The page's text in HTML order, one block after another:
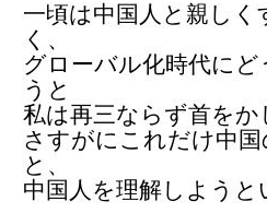
一頃は中国人と親し
く、
グローバル化時代に
うと
私は再三ならず首を
さすがにこれだけ中
と、
中国人を理解しよう